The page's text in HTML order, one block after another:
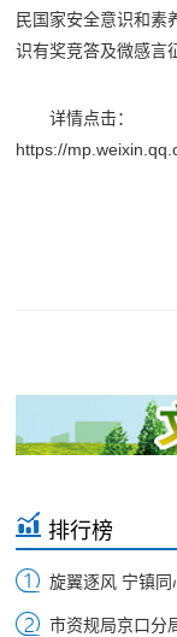
民国家安全意识和素
识有奖竞答及微感言
详情点击：
https://
排行榜
旋翼逐风 宁镇
市资规局京口分